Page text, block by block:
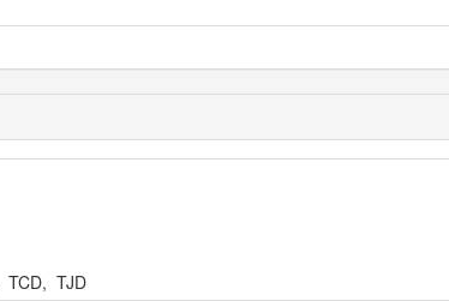
TCD, TJD